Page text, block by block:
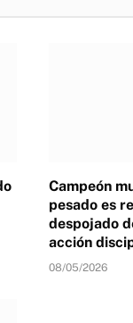
Campeón
pesado es
despojado
acción
08/05/2026